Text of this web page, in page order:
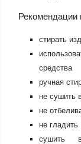
Рекомендации
стирать
средства
ручная
не сушить
не
не гладить
сушить